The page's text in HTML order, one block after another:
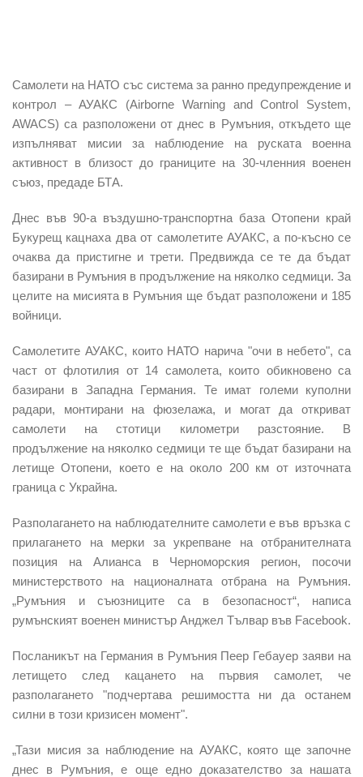
Самолети на НАТО със система за ранно предупреждение и
контрол – АУАКС (Airborne Warning and Control System,
AWACS) са разположени от днес в Румъния, откъдето ще
изпълняват мисии за наблюдение на руската военна
активност в близост до границите на 30-членния военен
съюз, предаде БТА.
Днес във 90-а въздушно-транспортна база Отопени край
Букурещ кацнаха два от самолетите АУАКС, а по-късно се
очаква да пристигне и трети. Предвижда се те да бъдат
базирани в Румъния в продължение на няколко седмици. За
целите на мисията в Румъния ще бъдат разположени и 185
войници.
Самолетите АУАКС, които НАТО нарича "очи в небето", са
част от флотилия от 14 самолета, които обикновено са
базирани в Западна Германия. Те имат големи куполни
радари, монтирани на фюзелажа, и могат да откриват
самолети на стотици километри разстояние. В
продължение на няколко седмици те ще бъдат базирани на
летище Отопени, което е на около 200 км от източната
граница с Украйна.
Разполагането на наблюдателните самолети е във връзка с
прилагането на мерки за укрепване на отбранителната
позиция на Алианса в Черноморския регион, посочи
министерството на националната отбрана на Румъния.
„Румъния и съюзниците са в безопасност“, написа
румънският военен министър Анджел Тълвар във Facebook.
Посланикът на Германия в Румъния Пеер Гебауер заяви на
летището след кацането на първия самолет, че
разполагането "подчертава решимостта ни да останем
силни в този кризисен момент".
„Тази мисия за наблюдение на АУАКС, която ще започне
днес в Румъния, е още едно доказателство за нашата